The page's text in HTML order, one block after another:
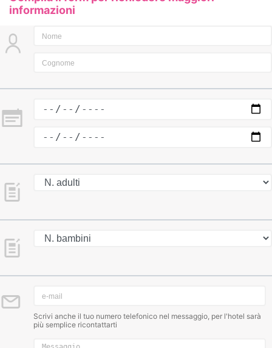
informazioni
Scrivi anche il tuo numero telefonico nel messaggio, per l'hotel sarà
più semplice ricontattarti